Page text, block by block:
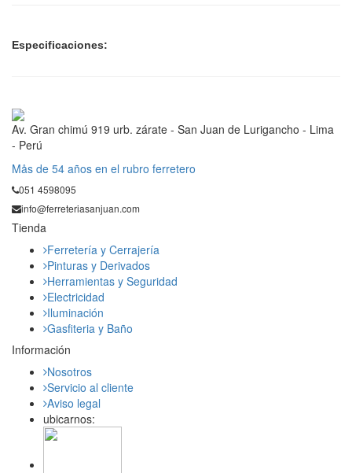
Especificaciones:
Av. Gran chimú 919 urb. zárate - San Juan de Lurigancho - Lima
- Perú
Mås de 54 años en el rubro ferretero
051 4598095
info@ferreteriasanjuan.com
Tienda
Ferretería y Cerrajería
Pinturas y Derivados
Herramientas y Seguridad
Electricidad
Iluminación
Gasfiteria y Baño
Información
Nosotros
Servicio al cliente
Aviso legal
ubicarnos: